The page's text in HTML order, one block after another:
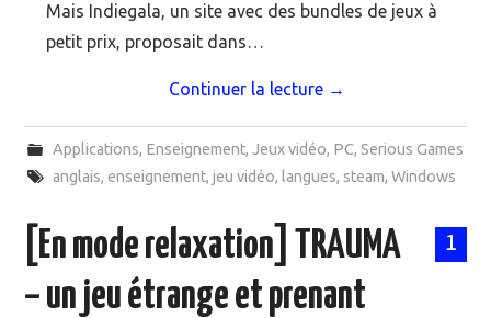
Mais Indiegala, un site avec des bundles de jeux à
petit prix, proposait dans…
Continuer la lecture →
Applications, Enseignement, Jeux vidéo, PC, Serious Games
anglais, enseignement, jeu vidéo, langues, steam, Windows
1
[En mode relaxation] TRAUMA
– un jeu étrange et prenant